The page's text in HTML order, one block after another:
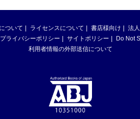
ついて ライセンスについて 書店様向け 法
プライバシーポリシー サイトポリシー
Do Not
利用者情報の外部送信について